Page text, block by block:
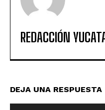
REDACCIÓN
DEJA UNA RESPUESTA